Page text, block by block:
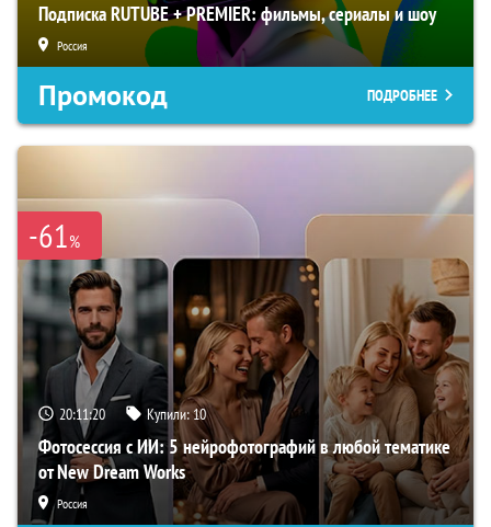
Подписка RUTUBE + PREMIER: фильмы, сериалы и шоу
Россия
Промокод ПОДРОБНЕЕ
-61%
20:11:19 Купили:10
Фотосессия с ИИ: 5 нейрофотографий в любой тематике
от New Dream Works
Россия